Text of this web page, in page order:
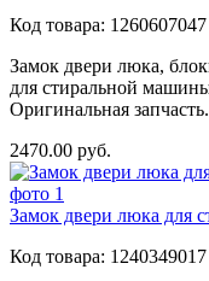
Код товара: 1260607047
Замок двери люка,
для стиральной
Оригинальная запчасть.
2470.00 руб.
Замок двери люка для
Код товара: 1240349017